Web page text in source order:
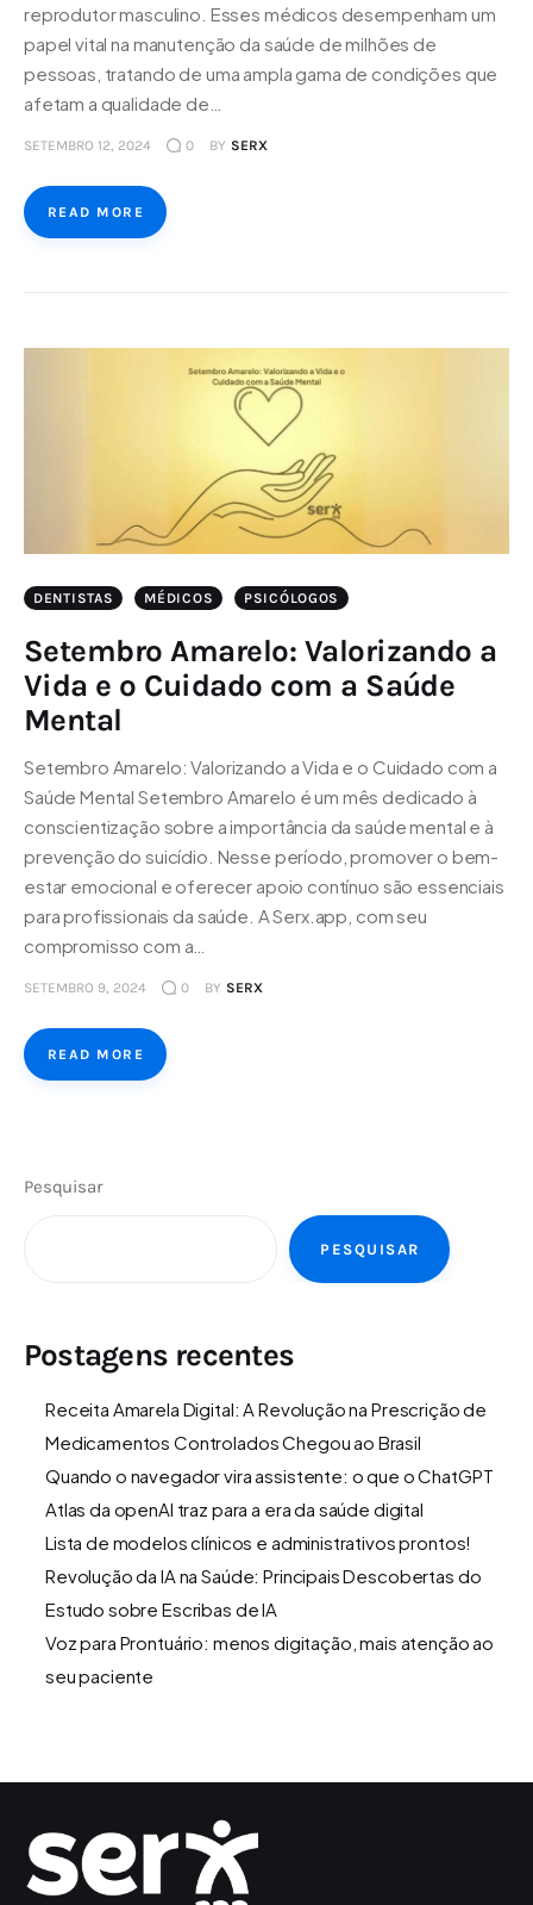
reprodutor masculino. Esses médicos desempenham um
papel vital na manutenção da saúde de milhões de
pessoas, tratando de uma ampla gama de condições que
afetam a qualidade de…
SETEMBRO 12, 2024 0 BY SERX
READ MORE
DENTISTAS MÉDICOS PSICÓLOGOS
Setembro Amarelo: Valorizando a
Vida e o Cuidado com a Saúde
Mental
Setembro Amarelo: Valorizando a Vida e o Cuidado com a
Saúde Mental Setembro Amarelo é um mês dedicado à
conscientização sobre a importância da saúde mental e à
prevenção do suicídio. Nesse período, promover o bem-
estar emocional e oferecer apoio contínuo são essenciais
para profissionais da saúde. A Serx.app, com seu
compromisso com a…
SETEMBRO 9, 2024 0 BY SERX
READ MORE
Pesquisar
PESQUISAR
Postagens recentes
Receita Amarela Digital: A Revolução na Prescrição de
Medicamentos Controlados Chegou ao Brasil
Quando o navegador vira assistente: o que o ChatGPT
Atlas da openAI traz para a era da saúde digital
Lista de modelos clínicos e administrativos prontos!
Revolução da IA na Saúde: Principais Descobertas do
Estudo sobre Escribas de IA
Voz para Prontuário: menos digitação, mais atenção ao
seu paciente